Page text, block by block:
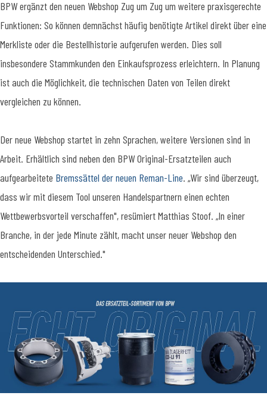
BPW ergänzt den neuen Webshop Zug um Zug um weitere praxisgerechte
Funktionen: So können demnächst häufig benötigte Artikel direkt über eine
Merkliste oder die Bestellhistorie aufgerufen werden. Dies soll
insbesondere Stammkunden den Einkaufsprozess erleichtern. In Planung
ist auch die Möglichkeit, die technischen Daten von Teilen direkt
vergleichen zu können.
Der neue Webshop startet in zehn Sprachen, weitere Versionen sind in
Arbeit. Erhältlich sind neben den BPW Original-Ersatzteilen auch
aufgearbeitete Bremssättel der neuen Reman-Line. „Wir sind überzeugt,
dass wir mit diesem Tool unseren Handelspartnern einen echten
Wettbewerbsvorteil verschaffen", resümiert Matthias Stoof. „In einer
Branche, in der jede Minute zählt, macht unser neuer Webshop den
entscheidenden Unterschied."